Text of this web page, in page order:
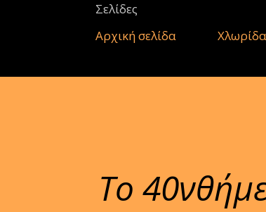
Σελίδες
Αρχική σελίδα
Το